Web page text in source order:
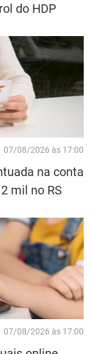
do HDP
07/08/2026 às 17:00
na conta
mil no RS
07/08/2026 às 17:00